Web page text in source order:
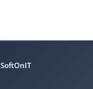
SoftOnIT